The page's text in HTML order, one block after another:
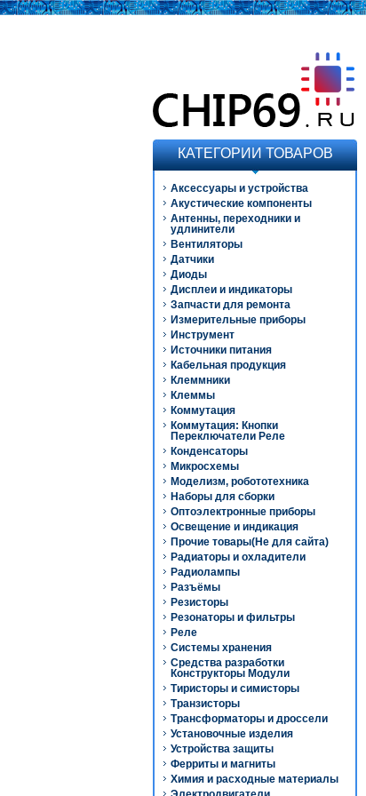
КАТЕГОРИИ ТОВАРОВ
Аксессуары и устройства
Акустические компоненты
Антенны, переходники и
удлинители
Вентиляторы
Датчики
Диоды
Дисплеи и индикаторы
Запчасти для ремонта
Измерительные приборы
Инструмент
Источники питания
Кабельная продукция
Клеммники
Клеммы
Коммутация
Коммутация: Кнопки
Переключатели Реле
Конденсаторы
Микросхемы
Моделизм, робототехника
Наборы для сборки
Оптоэлектронные приборы
Освещение и индикация
Прочие товары(Не для сайта)
Радиаторы и охладители
Радиолампы
Разъёмы
Резисторы
Резонаторы и фильтры
Реле
Системы хранения
Средства разработки
Конструкторы Модули
Тиристоры и симисторы
Транзисторы
Трансформаторы и дроссели
Установочные изделия
Устройства защиты
Ферриты и магниты
Химия и расходные материалы